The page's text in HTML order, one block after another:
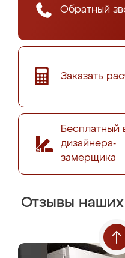
Обратный
Заказать
Бесплатный
дизайнера-
замерщика
Отзывы